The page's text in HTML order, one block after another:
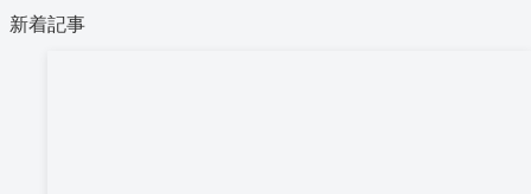
新着記事